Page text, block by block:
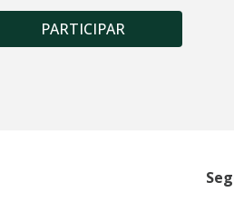
PARTICIPAR